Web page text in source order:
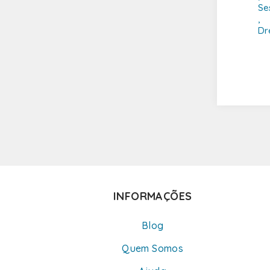
,
INFORMAÇÕES
Blog
Quem Somos